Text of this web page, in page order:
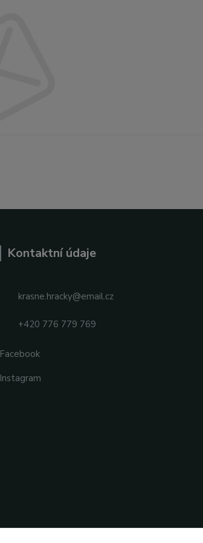
Kontaktní údaje
krasne.hracky@email.cz
+420 776 779 769
Facebook
Instagram